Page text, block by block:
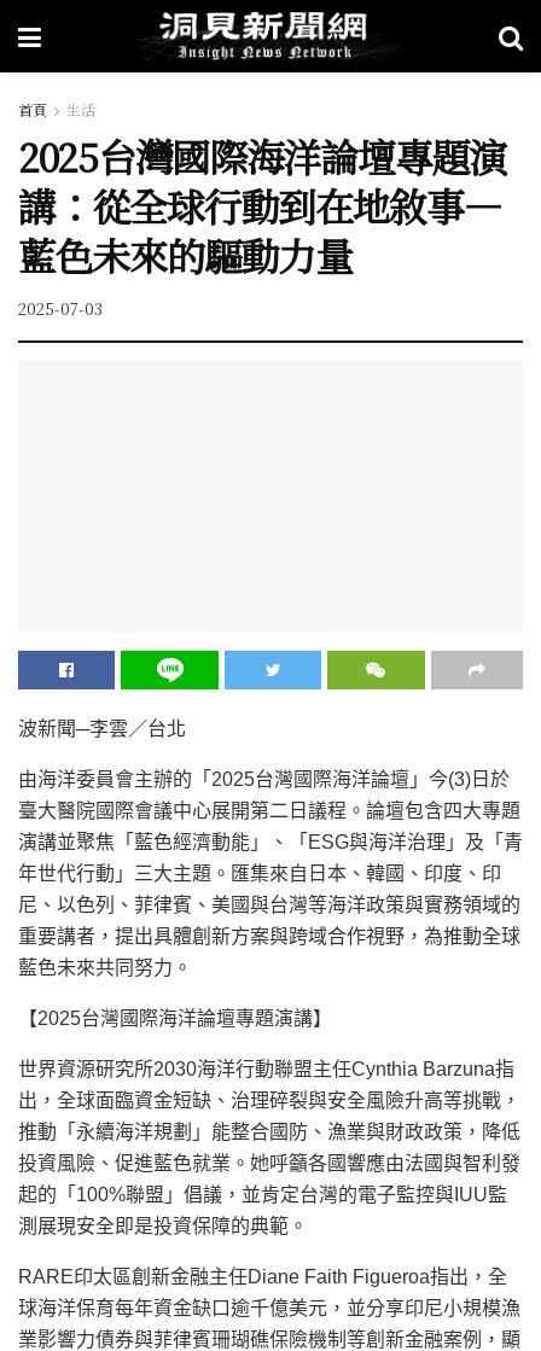
首頁 生活
2025台灣國際海洋論壇專題演
講：從全球行動到在地敘事—
藍色未來的驅動力量
2025-07-03
波新聞─李雲／台北
由海洋委員會主辦的「2025台灣國際海洋論壇」今(3)日於
臺大醫院國際會議中心展開第二日議程。論壇包含四大專題
演講並聚焦「藍色經濟動能」、「ESG與海洋治理」及「青
年世代行動」三大主題。匯集來自日本、韓國、印度、印
尼、以色列、菲律賓、美國與台灣等海洋政策與實務領域的
重要講者，提出具體創新方案與跨域合作視野，為推動全球
藍色未來共同努力。
【2025台灣國際海洋論壇專題演講】
世界資源研究所2030海洋行動聯盟主任Cynthia Barzuna指
出，全球面臨資金短缺、治理碎裂與安全風險升高等挑戰，
推動「永續海洋規劃」能整合國防、漁業與財政政策，降低
投資風險、促進藍色就業。她呼籲各國響應由法國與智利發
起的「100%聯盟」倡議，並肯定台灣的電子監控與IUU監
測展現安全即是投資保障的典範。
RARE印太區創新金融主任Diane Faith Figueroa指出，全
球海洋保育每年資金缺口逾千億美元，並分享印尼小規模漁
業影響力債券與菲律賓珊瑚礁保險機制等創新金融案例，顯